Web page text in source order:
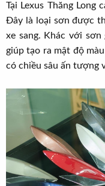
Tại Lexus Thăng Long
Đây là loại sơn được
xe sang. Khác với
giúp tạo ra mật độ
có chiều sâu ấn tượng